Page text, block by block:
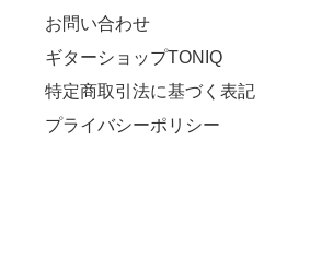
お問い合わせ
ギターショップTONIQ
特定商取引法に基づく表記
プライバシーポリシー